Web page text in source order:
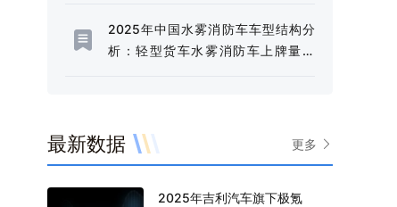
2025年中国水雾消防车车型结构分
析：轻型货车水雾消防车上牌量为
最新数据 更多
2025年吉利汽车旗下极氪